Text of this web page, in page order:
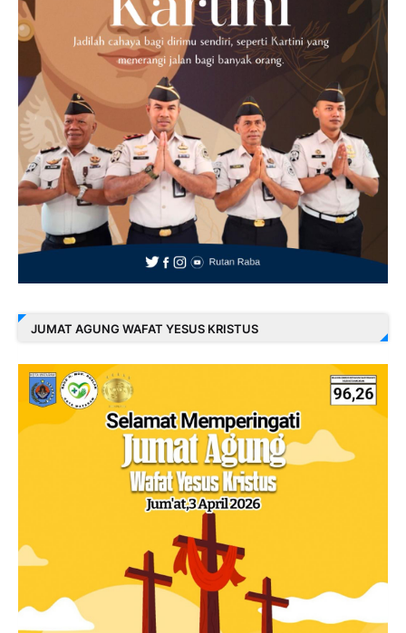
JUMAT AGUNG WAFAT YESUS KRISTUS